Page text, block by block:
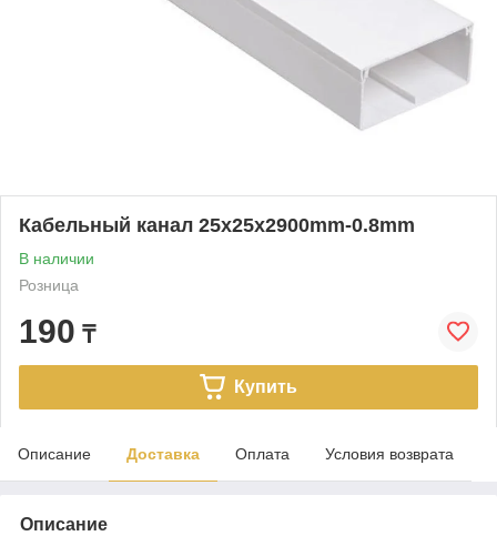
Кабельный канал 25x25x2900mm-0.8mm
В наличии
Розница
190 ₸
Купить
Описание Доставка Оплата Условия возврата
Описание